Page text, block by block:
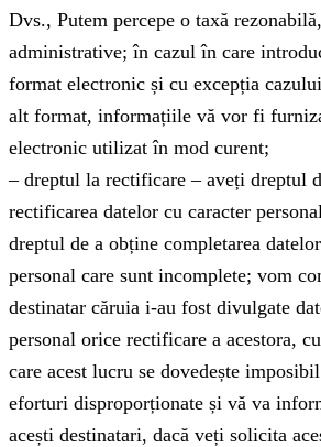
Dvs., Putem percepe o taxă
administrative; în cazul în care
format electronic și cu excepția
alt format, informațiile vă vor fi
electronic utilizat în mod curent;
– dreptul la rectificare – aveți dreptul
rectificarea datelor cu caracter
dreptul de a obține completarea
personal care sunt incomplete; vom
destinatar căruia i-au fost divulgate
personal orice rectificare a acestora,
care acest lucru se dovedește
eforturi disproporționate și vă va
acești destinatari, dacă veți solicita